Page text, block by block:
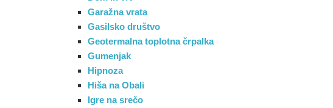
Garažna vrata
Gasilsko društvo
Geotermalna toplotna črpalka
Gumenjak
Hipnoza
Hiša na Obali
Igre na srečo